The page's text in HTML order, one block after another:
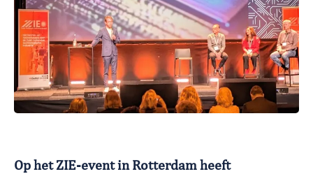
Op het ZIE-event in Rotterdam heeft